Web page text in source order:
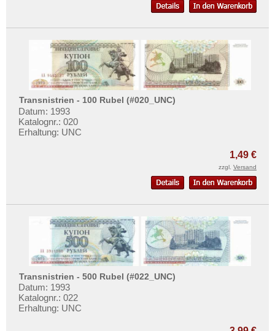
Tatarstan
Transnistrien
Tschechische Republik
Tschechoslowakei
Türkei
Ukraine
Zypern
Transnistrien - 100 Rubel (#020_UNC)
Datum: 1993
Katalognr.: 020
Erhaltung: UNC
1,49 €
zzgl. Versand
Transnistrien - 500 Rubel (#022_UNC)
Datum: 1993
Katalognr.: 022
Erhaltung: UNC